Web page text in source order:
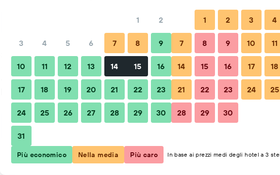
Posizione Consigli e domande frequenti Soggiorni nelle vicinanze
Les Bluets
sab 15/08 2 ospiti, 1 camera
1 2
3 4 5 6 7 8 9
10 11 12 13 14 15 16
17 18 19 20 21 22 23
24 25 26 27 28 29 30
31
1 2 3 4
7 8 9 10 11
14 15 16 17 18
21 22 23 24 25
28 29 30
Più economico Nella media Più caro In base ai prezzi medi degli hotel a 3